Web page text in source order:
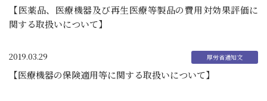
【医薬品、医療機器及び再生医療等製品の費用対効果評価に
関する取扱いについて】
2019.03.29
【医療機器の保険適用等に関する取扱いについて】